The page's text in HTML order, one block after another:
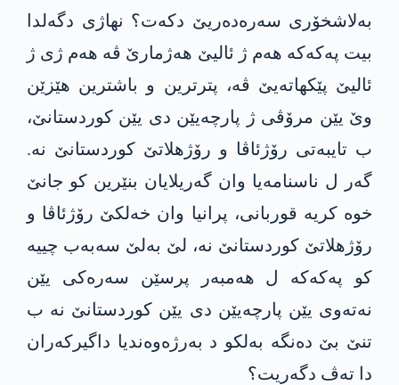
بەلاشخۆری سەرەدەریێ دکەت؟ نهاژی دگەلدا
بیت پەکەکە هەم ژ ئالیێ هەژمارێ ڤە هەم ژی ژ
ئالیێ پێکهاتەیێ ڤە، پترترین و باشترین هێزێن
وێ یێن مرۆڤی ژ پارچەیێن دی یێن کوردستانێ،
ب تایبەتی رۆژئاڤا و رۆژهلاتێ کوردستانێ نە.
گەر ل ناسنامەیا وان گەریلایان بنێرین کو جانێ
خوە کریە قوربانی، پرانیا وان خەلکێ رۆژئاڤا و
رۆژهلاتێ کوردستانێ نە، لێ بەلێ سەبەب چییە
کو پەکەکە ل هەمبەر پرسێن سەرەکی یێن
نەتەوی یێن پارچەیێن دی یێن کوردستانێ نە ب
تنێ بێ دەنگە بەلکو د بەرژەوەندیا داگیرکەران
دا تەڤ دگەریت؟